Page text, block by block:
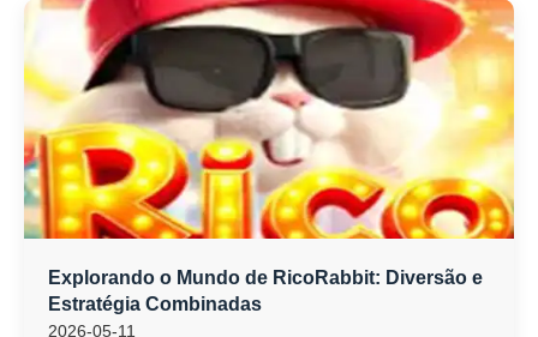
Explorando o Mundo de RicoRabbit: Diversão e
Estratégia Combinadas
2026-05-11